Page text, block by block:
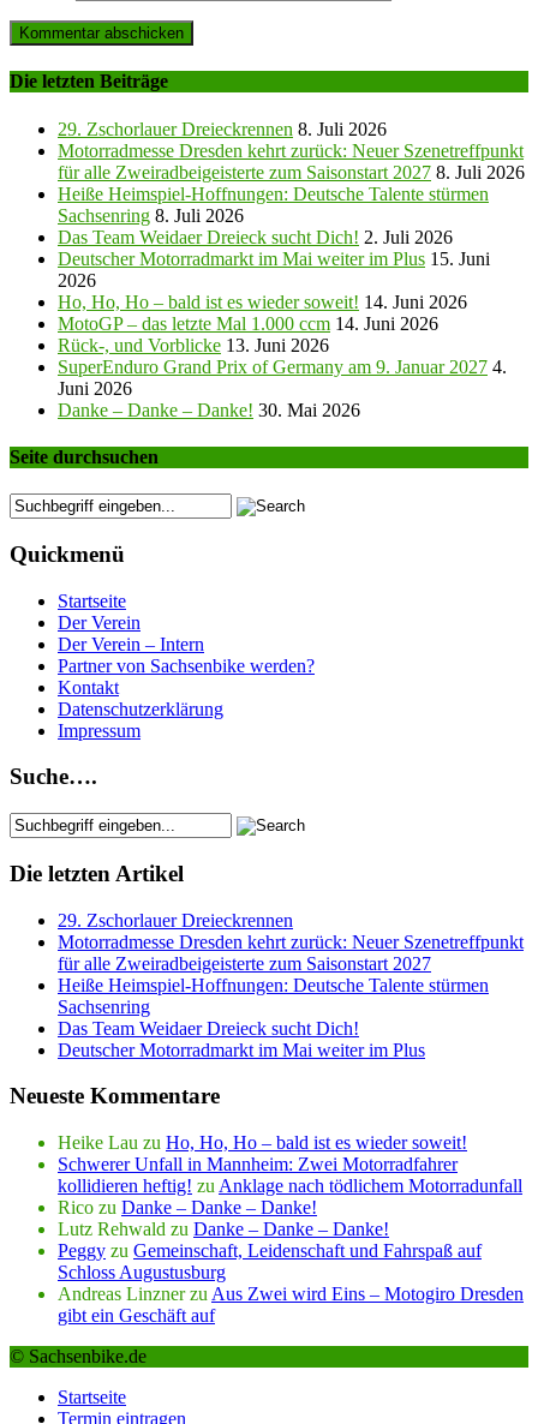
Die letzten Beiträge
29. Zschorlauer Dreieckrennen 8. Juli 2026
Motorradmesse Dresden kehrt zurück: Neuer Szenetreffpunkt
für alle Zweiradbeigeisterte zum Saisonstart 2027 8. Juli 2026
Heiße Heimspiel-Hoffnungen: Deutsche Talente stürmen
Sachsenring 8. Juli 2026
Das Team Weidaer Dreieck sucht Dich! 2. Juli 2026
Deutscher Motorradmarkt im Mai weiter im Plus 15. Juni
2026
Ho, Ho, Ho – bald ist es wieder soweit! 14. Juni 2026
MotoGP – das letzte Mal 1.000 ccm 14. Juni 2026
Rück-, und Vorblicke 13. Juni 2026
SuperEnduro Grand Prix of Germany am 9. Januar 2027 4.
Juni 2026
Danke – Danke – Danke! 30. Mai 2026
Seite durchsuchen
Quickmenü
Startseite
Der Verein
Der Verein – Intern
Partner von Sachsenbike werden?
Kontakt
Datenschutzerklärung
Impressum
Suche….
Die letzten Artikel
29. Zschorlauer Dreieckrennen
Motorradmesse Dresden kehrt zurück: Neuer Szenetreffpunkt
für alle Zweiradbeigeisterte zum Saisonstart 2027
Heiße Heimspiel-Hoffnungen: Deutsche Talente stürmen
Sachsenring
Das Team Weidaer Dreieck sucht Dich!
Deutscher Motorradmarkt im Mai weiter im Plus
Neueste Kommentare
Heike Lau zu Ho, Ho, Ho – bald ist es wieder soweit!
Schwerer Unfall in Mannheim: Zwei Motorradfahrer
kollidieren heftig! zu Anklage nach tödlichem Motorradunfall
Rico zu Danke – Danke – Danke!
Lutz Rehwald zu Danke – Danke – Danke!
Peggy zu Gemeinschaft, Leidenschaft und Fahrspaß auf
Schloss Augustusburg
Andreas Linznerzu Aus Zwei wird Eins – Motogiro Dresden
gibt ein Geschäft auf
© Sachsenbike.de
Startseite
Termin eintragen